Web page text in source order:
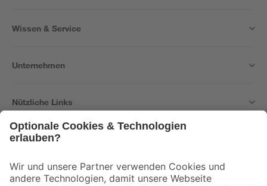
Wissen & Service
Unternehmen
Nützliche Links
Der toom Newsletter: Keine Angebote und Aktionen mehr verpassen!